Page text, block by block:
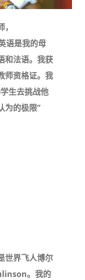
语是我的母
和法语。我获
师资格证。我
生去挑战他
为的极限”
世界飞人博尔
。我的